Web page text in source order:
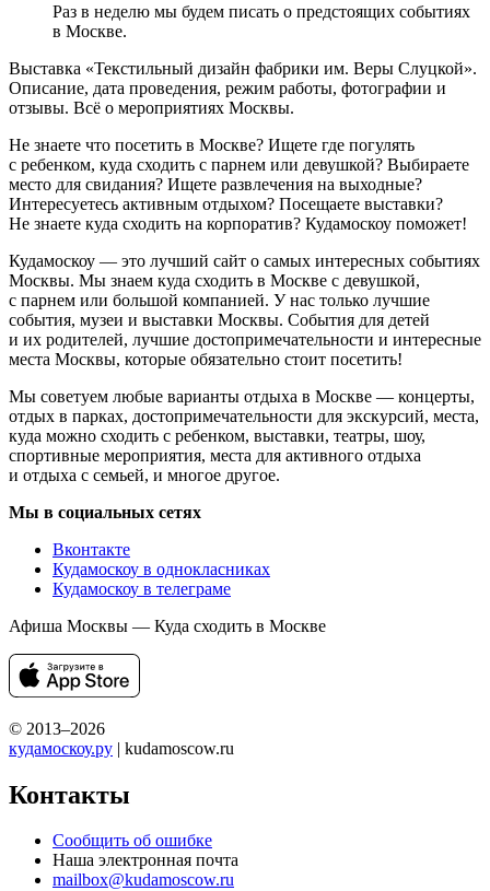
Раз в неделю мы будем писать о предстоящих событиях
в Москве.
Выставка «Текстильный дизайн фабрики им. Веры Слуцкой».
Описание, дата проведения, режим работы, фотографии и
отзывы. Всё о мероприятиях Москвы.
Не знаете что посетить в Москве? Ищете где погулять
с ребенком, куда сходить с парнем или девушкой? Выбираете
место для свидания? Ищете развлечения на выходные?
Интересуетесь активным отдыхом? Посещаете выставки?
Не знаете куда сходить на корпоратив? Кудамоскоу поможет!
Кудамоскоу — это лучший сайт о самых интересных событиях
Москвы. Мы знаем куда сходить в Москве с девушкой,
с парнем или большой компанией. У нас только лучшие
события, музеи и выставки Москвы. События для детей
и их родителей, лучшие достопримечательности и интересные
места Москвы, которые обязательно стоит посетить!
Мы советуем любые варианты отдыха в Москве — концерты,
отдых в парках, достопримечательности для экскурсий, места,
куда можно сходить с ребенком, выставки, театры, шоу,
спортивные мероприятия, места для активного отдыха
и отдыха с семьей, и многое другое.
Мы в социальных сетях
Вконтакте
Кудамоскоу в однокласниках
Кудамоскоу в телеграме
Афиша Москвы — Куда сходить в Москве
© 2013–2026
кудамоскоу.ру | kudamoscow.ru
Контакты
Сообщить об ошибке
Наша электронная почта
mailbox@kudamoscow.ru